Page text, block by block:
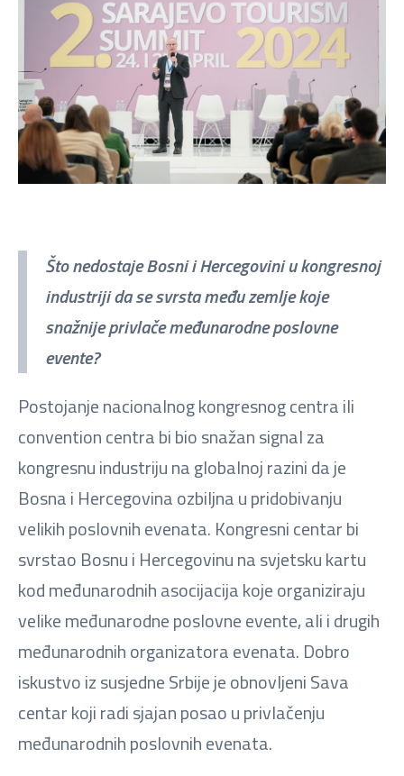
Što nedostaje Bosni i Hercegovini u kongresnoj
industriji da se svrsta među zemlje koje
snažnije privlače međunarodne poslovne
evente?
Postojanje nacionalnog kongresnog centra ili
convention centra bi bio snažan signal za
kongresnu industriju na globalnoj razini da je
Bosna i Hercegovina ozbiljna u pridobivanju
velikih poslovnih evenata. Kongresni centar bi
svrstao Bosnu i Hercegovinu na svjetsku kartu
kod međunarodnih asocijacija koje organiziraju
velike međunarodne poslovne evente, ali i drugih
međunarodnih organizatora evenata. Dobro
iskustvo iz susjedne Srbije je obnovljeni Sava
centar koji radi sjajan posao u privlačenju
međunarodnih poslovnih evenata.